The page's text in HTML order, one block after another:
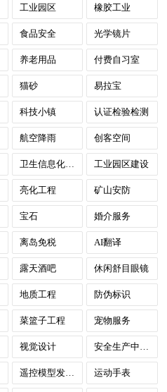
工业园区 橡胶工业
食品安全 光学镜片
养老用品 付费自习室
猫砂 易拉宝
科技小镇 认证检验检测
航空降雨 创客空间
卫生信息化建设 工业园区建设
亮化工程 矿山安防
宝石 婚介服务
离岛免税 AI翻译
露天酒吧 休闲舒目眼镜
地质工程 防伪标识
菜篮子工程 宠物服务
视觉设计
遥控模型发动机 运动手表